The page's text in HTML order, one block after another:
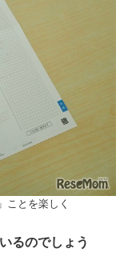
ことを楽しく
るのでしょう